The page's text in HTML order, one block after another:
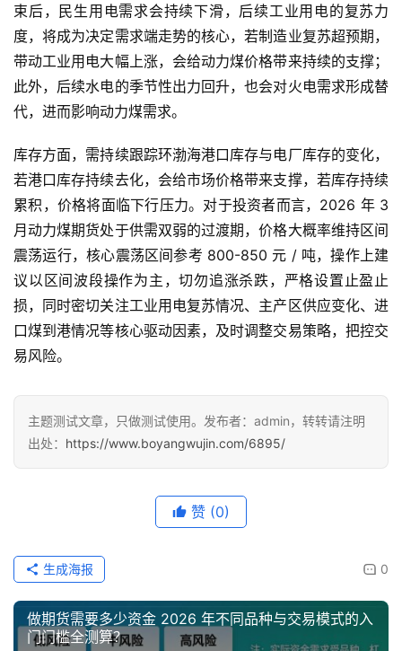
金
期
货
束后，民生用电需求会持续下滑，后续工业用电的复苏力
度，将成为决定需求端走势的核心，若制造业复苏超预期，
带动工业用电大幅上涨，会给动力煤价格带来持续的支撑；
此外，后续水电的季节性出力回升，也会对火电需求形成替
代，进而影响动力煤需求。
库存方面，需持续跟踪环渤海港口库存与电厂库存的变化，
若港口库存持续去化，会给市场价格带来支撑，若库存持续
累积，价格将面临下行压力。对于投资者而言，2026 年 3
月动力煤期货处于供需双弱的过渡期，价格大概率维持区间
震荡运行，核心震荡区间参考 800-850 元 / 吨，操作上建
议以区间波段操作为主，切勿追涨杀跌，严格设置止盈止
损，同时密切关注工业用电复苏情况、主产区供应变化、进
口煤到港情况等核心驱动因素，及时调整交易策略，把控交
易风险。
主题测试文章，只做测试使用。发布者：admin，转转请注明
出处： https://www.boyangwujin.com/6895/
赞 (0)
0
生成海报
做期货需要多少资金 2026 年不同品种与交易模式的入
门门槛全测算？